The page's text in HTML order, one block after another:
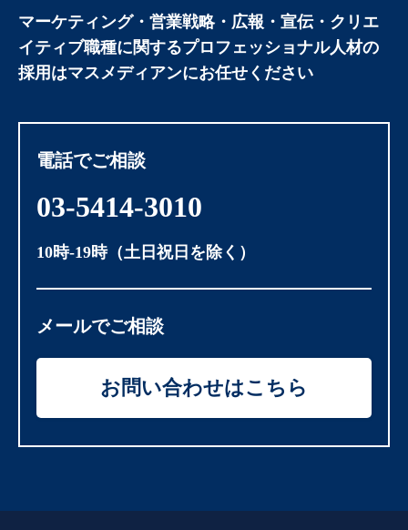
マーケティング・営業戦略・広報・宣伝・クリエ
イティブ職種に関するプロフェッショナル人材の
採用はマスメディアンにお任せください
電話でご相談
03-5414-3010
10時-19時（土日祝日を除く）
メールでご相談
お問い合わせはこちら